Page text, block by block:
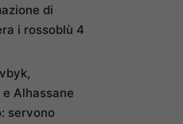
di
i rossoblù 4
Alhassane
servono